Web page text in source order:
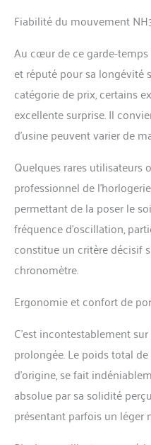
Fiabilité du mouvement
Au cœur de ce garde-
et réputé pour sa longévité
catégorie de prix, certains
excellente surprise. Il
d’usine peuvent varier de
Quelques rares utilisateurs
professionnel de
permettant de la poser le
fréquence d’oscillation,
constitue un critère décisif
chronomètre.
Ergonomie et confort de
C’est incontestablement
prolongée. Le poids total
d’origine, se fait
absolue par sa solidité
présentant parfois un léger